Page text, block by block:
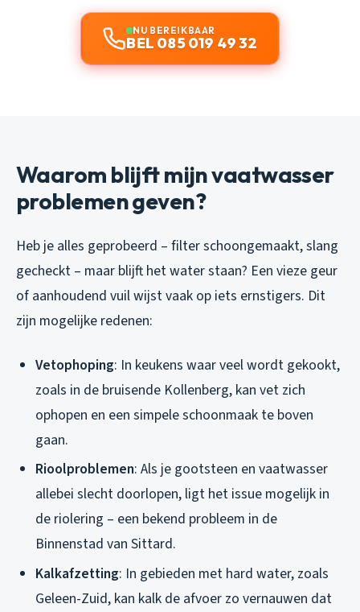
NU BEREIKBAAR
BEL 085 019 49 32
Waarom blijft mijn vaatwasser
problemen geven?
Heb je alles geprobeerd – filter schoongemaakt, slang
gecheckt – maar blijft het water staan? Een vieze geur
of aanhoudend vuil wijst vaak op iets ernstigers. Dit
zijn mogelijke redenen:
Vetophoping: In keukens waar veel wordt gekookt,
zoals in de bruisende Kollenberg, kan vet zich
ophopen en een simpele schoonmaak te boven
gaan.
Rioolproblemen: Als je gootsteen en vaatwasser
allebei slecht doorlopen, ligt het issue mogelijk in
de riolering – een bekend probleem in de
Binnenstad van Sittard.
Kalkafzetting: In gebieden met hard water, zoals
Geleen-Zuid, kan kalk de afvoer zo vernauwen dat